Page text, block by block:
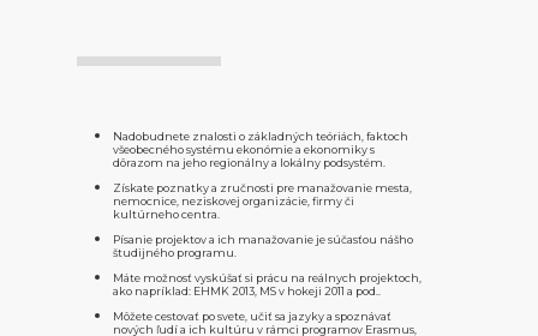
Nadobudnete znalosti o základných teóriách, faktoch
všeobecného systému ekonómie a ekonomiky s
dôrazom na jeho regionálny a lokálny podsystém.
Získate poznatky a zručnosti pre manažovanie mesta,
nemocnice, neziskovej organizácie, firmy či
kultúrneho centra.
Písanie projektov a ich manažovanie je súčasťou nášho
študijného programu.
Máte možnosť vyskúšať si prácu na reálnych projektoch,
ako napríklad: EHMK 2013, MS v hokeji 2011 a pod..
Môžete cestovať po svete, učiť sa jazyky a spoznávať
nových ľudí a ich kultúru v rámci programov Erasmus,